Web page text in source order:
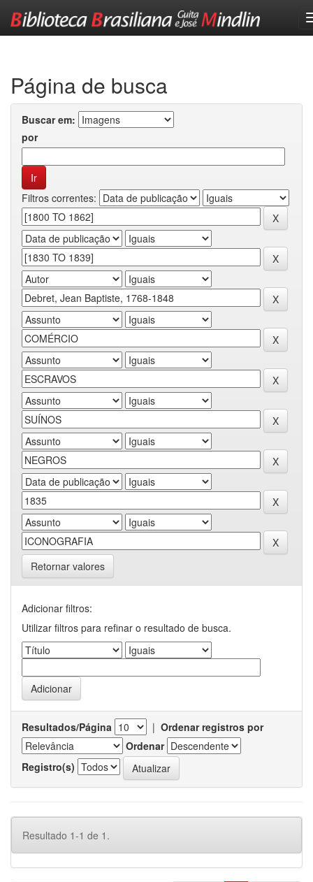
Página de busca
Buscar em:
por
Filtros correntes:
Retornar valores
Adicionar filtros:
Utilizar filtros para refinar o resultado de busca.
Resultados/Página | Ordenar registros por
Ordenar
Registro(s)
Resultado 1-1 de 1.